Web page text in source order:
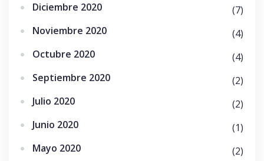
Diciembre 2020
(7)
Noviembre 2020
(4)
Octubre 2020
(4)
Septiembre 2020
(2)
Julio 2020
(2)
Junio 2020
(1)
Mayo 2020
(2)